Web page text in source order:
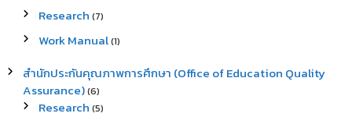
Research (7)
Work Manual(1)
สำนักประกันคุณภาพการศึกษา (Office of Education Quality
Assurance)(6)
Research (5)